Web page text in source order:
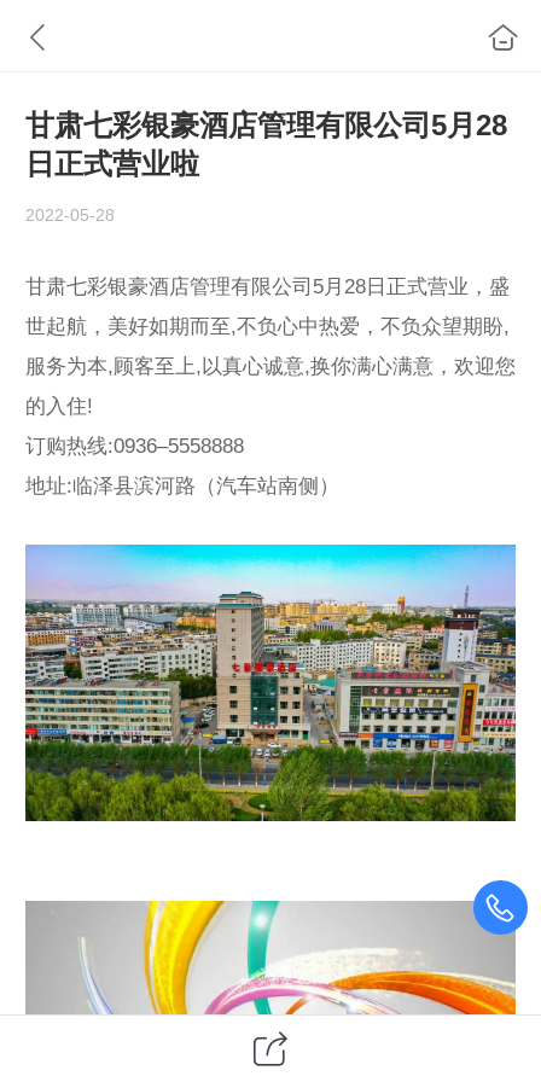
甘肃七彩银豪酒店管理有限公司5月28
日正式营业啦
2022-05-28
甘肃七彩银豪酒店管理有限公司5月28日正式营业，盛
世起航，美好如期而至,不负心中热爱，不负众望期盼,
服务为本,顾客至上,以真心诚意,换你满心满意，欢迎您
的入住!
订购热线:0936–5558888
地址:临泽县滨河路（汽车站南侧）